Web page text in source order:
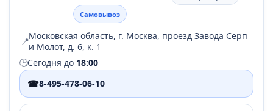
Самовывоз
📍Московская область, г. Москва, проезд Завода Серп
и Молот, д. 6, к. 1
🕒Сегодня до 18:00
☎8-495-478-06-10